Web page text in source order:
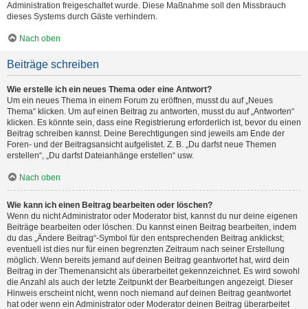
Administration freigeschaltet wurde. Diese Maßnahme soll den Missbrauch
dieses Systems durch Gäste verhindern.
Nach oben
Beiträge schreiben
Wie erstelle ich ein neues Thema oder eine Antwort?
Um ein neues Thema in einem Forum zu eröffnen, musst du auf „Neues
Thema“ klicken. Um auf einen Beitrag zu antworten, musst du auf „Antworten“
klicken. Es könnte sein, dass eine Registrierung erforderlich ist, bevor du einen
Beitrag schreiben kannst. Deine Berechtigungen sind jeweils am Ende der
Foren- und der Beitragsansicht aufgelistet. Z. B. „Du darfst neue Themen
erstellen“, „Du darfst Dateianhänge erstellen“ usw.
Nach oben
Wie kann ich einen Beitrag bearbeiten oder löschen?
Wenn du nicht Administrator oder Moderator bist, kannst du nur deine eigenen
Beiträge bearbeiten oder löschen. Du kannst einen Beitrag bearbeiten, indem
du das „Ändere Beitrag“-Symbol für den entsprechenden Beitrag anklickst;
eventuell ist dies nur für einen begrenzten Zeitraum nach seiner Erstellung
möglich. Wenn bereits jemand auf deinen Beitrag geantwortet hat, wird dein
Beitrag in der Themenansicht als überarbeitet gekennzeichnet. Es wird sowohl
die Anzahl als auch der letzte Zeitpunkt der Bearbeitungen angezeigt. Dieser
Hinweis erscheint nicht, wenn noch niemand auf deinen Beitrag geantwortet
hat oder wenn ein Administrator oder Moderator deinen Beitrag überarbeitet